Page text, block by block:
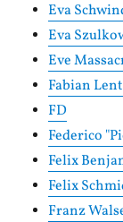
Eva
Eva
Eve
Fabian
FD
Federico
Felix
Felix
Franz